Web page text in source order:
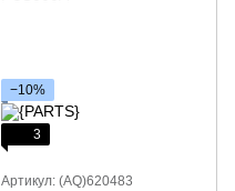
−10%
3
Артикул: (AQ)620483